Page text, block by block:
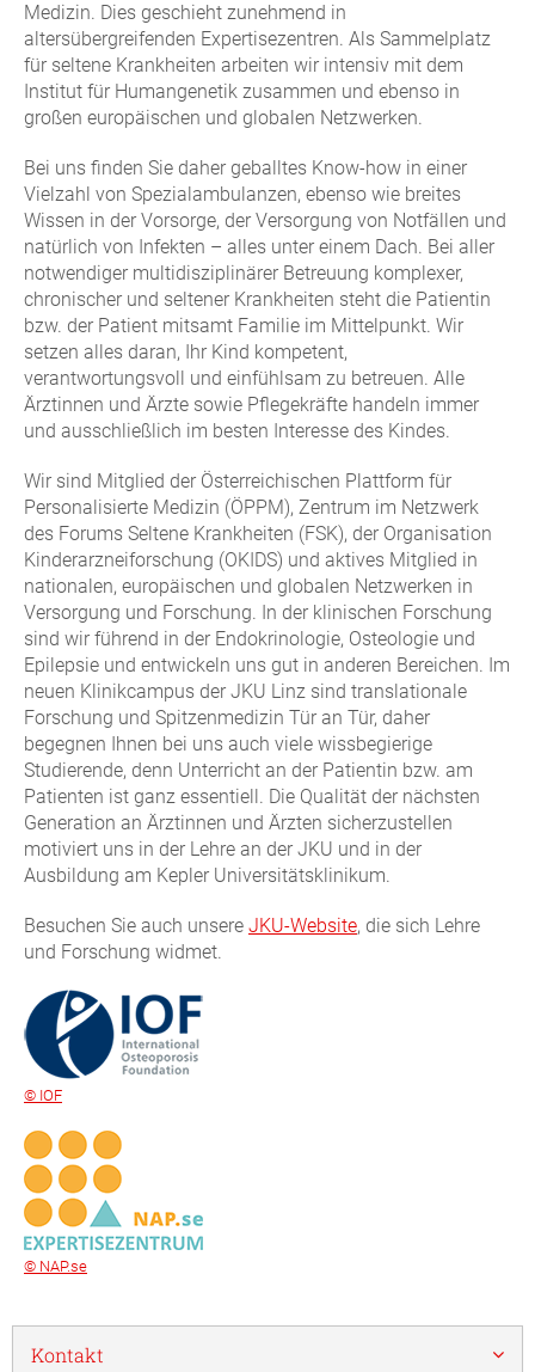
Medizin. Dies geschieht zunehmend in
altersübergreifenden Expertisezentren. Als Sammelplatz
für seltene Krankheiten arbeiten wir intensiv mit dem
Institut für Humangenetik zusammen und ebenso in
großen europäischen und globalen Netzwerken.
Bei uns finden Sie daher geballtes Know-how in einer
Vielzahl von Spezialambulanzen, ebenso wie breites
Wissen in der Vorsorge, der Versorgung von Notfällen und
natürlich von Infekten – alles unter einem Dach. Bei aller
notwendiger multidisziplinärer Betreuung komplexer,
chronischer und seltener Krankheiten steht die Patientin
bzw. der Patient mitsamt Familie im Mittelpunkt. Wir
setzen alles daran, Ihr Kind kompetent,
verantwortungsvoll und einfühlsam zu betreuen. Alle
Ärztinnen und Ärzte sowie Pflegekräfte handeln immer
und ausschließlich im besten Interesse des Kindes.
Wir sind Mitglied der Österreichischen Plattform für
Personalisierte Medizin (ÖPPM), Zentrum im Netzwerk
des Forums Seltene Krankheiten (FSK), der Organisation
Kinderarzneiforschung (OKIDS) und aktives Mitglied in
nationalen, europäischen und globalen Netzwerken in
Versorgung und Forschung. In der klinischen Forschung
sind wir führend in der Endokrinologie, Osteologie und
Epilepsie und entwickeln uns gut in anderen Bereichen. Im
neuen Klinikcampus der JKU Linz sind translationale
Forschung und Spitzenmedizin Tür an Tür, daher
begegnen Ihnen bei uns auch viele wissbegierige
Studierende, denn Unterricht an der Patientin bzw. am
Patienten ist ganz essentiell. Die Qualität der nächsten
Generation an Ärztinnen und Ärzten sicherzustellen
motiviert uns in der Lehre an der JKU und in der
Ausbildung am Kepler Universitätsklinikum.
Besuchen Sie auch unsere JKU-Website, die sich Lehre
und Forschung widmet.
© IOF
© NAP.se
Kontakt